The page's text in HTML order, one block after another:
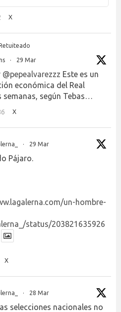
X
· 29 Mar
@pepealvarezzz Este es un
económica del Real
semanas, según Tebas…
X
· 29 Mar
Pájaro.
un-hombre-
status/203821635926
X
· 28 Mar
selecciones nacionales no